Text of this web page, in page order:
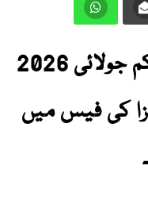
آسٹریلوی حکومت نے یکم جولائی 2026
کی فیس میں